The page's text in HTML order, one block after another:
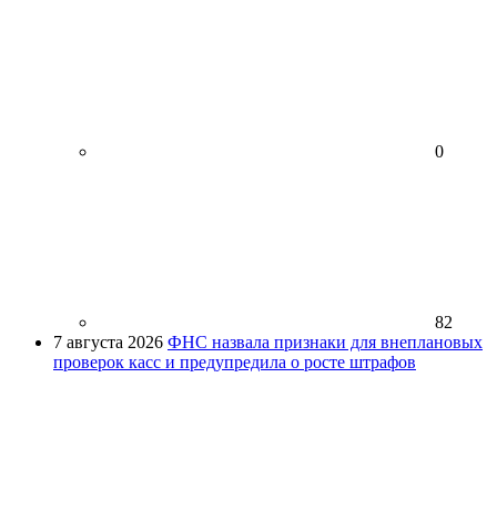
0
82
7 августа 2026 ФНС назвала признаки для внеплановых
проверок касс и предупредила о росте штрафов